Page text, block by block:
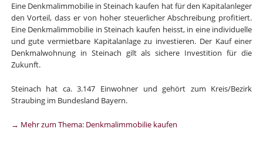
Eine Denkmalimmobilie in Steinach kaufen hat für den Kapitalanleger
den Vorteil, dass er von hoher steuerlicher Abschreibung profitiert.
Eine Denkmalimmobilie in Steinach kaufen heisst, in eine individuelle
und gute vermietbare Kapitalanlage zu investieren. Der Kauf einer
Denkmalwohnung in Steinach gilt als sichere Investition für die
Zukunft.
Steinach hat ca. 3.147 Einwohner und gehört zum Kreis/Bezirk
Straubing im Bundesland Bayern.
→ Mehr zum Thema: Denkmalimmobilie kaufen